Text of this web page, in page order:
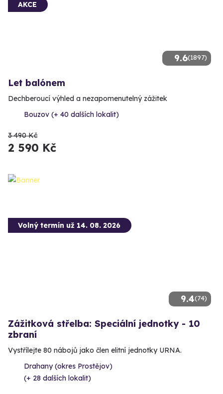
9.6(1897)
AKCE
Let balónem
Dechberoucí výhled a nezapomenutelný zážitek
Bouzov (+ 40 dalších lokalit)
3 490 Kč
2 590 Kč
9.4(74)
Volný termín už 14. 08. 2026
Zážitková střelba: Speciální jednotky - 10
zbraní
Vystřílejte 80 nábojů jako člen elitní jednotky URNA.
Drahany (okres Prostějov)
(+ 28 dalších lokalit)